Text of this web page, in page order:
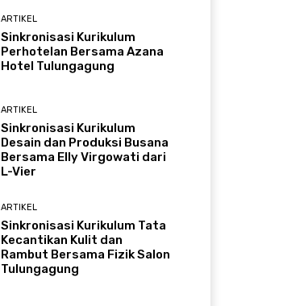
ARTIKEL
Sinkronisasi Kurikulum
Perhotelan Bersama Azana
Hotel Tulungagung
ARTIKEL
Sinkronisasi Kurikulum
Desain dan Produksi Busana
Bersama Elly Virgowati dari
L-Vier
ARTIKEL
Sinkronisasi Kurikulum Tata
Kecantikan Kulit dan
Rambut Bersama Fizik Salon
Tulungagung